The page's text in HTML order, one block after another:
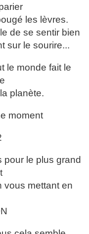
les lèvres.
de se sentir bien
sur le sourire...
le monde fait le
planète.
moment
le plus grand
vous mettant en